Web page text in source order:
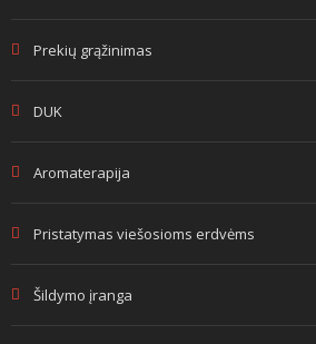
Prekių grąžinimas
DUK
Aromaterapija
Pristatymas viešosioms erdvėms
Šildymo įranga